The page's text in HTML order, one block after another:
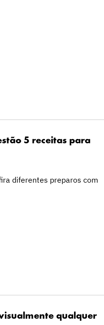
5 receitas para
diferentes preparos com
qualquer